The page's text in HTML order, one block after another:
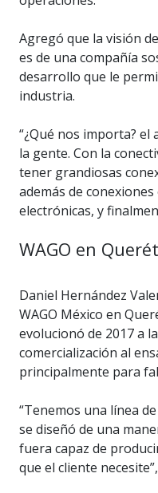
Agregó que la visión
es de una compañía
desarrollo que le
industria.
“¿Qué nos importa? el
la gente. Con la
tener grandiosas
además de
electrónicas, y
WAGO en
Daniel Hernández
WAGO México en
evolucionó de 2017 a
comercialización al
principalmente para
“Tenemos una línea
se diseñó de una
fuera capaz de
que el cliente